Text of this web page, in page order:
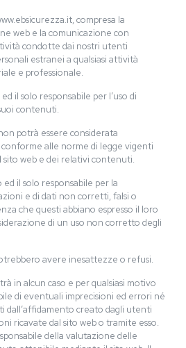
compresa la
web e la comunicazione con
condotte dai nostri utenti
estranei a qualsiasi attività
e professionale.
il solo responsabile per l’uso di
contenuti.
potrà essere considerata
conforme alle norme di legge vigenti
web e dei relativi contenuti.
ed il solo responsabile per la
e di dati non corretti, falsi o
che questi abbiano espresso il loro
di un uso non corretto degli
avere inesattezze o refusi.
in alcun caso e per qualsiasi motivo
di eventuali imprecisioni ed errori né
dall’affidamento creato dagli utenti
ricavate dal sito web o tramite esso.
della valutazione delle